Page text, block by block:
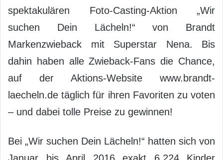
spektakulären Foto-Casting-Aktion „Wir
suchen Dein Lächeln!“ von Brandt
Markenzwieback mit Superstar Nena. Bis
dahin haben alle Zwieback-Fans die Chance,
auf der Aktions-Website www.brandt-
laecheln.de täglich für ihren Favoriten zu voten
– und dabei tolle Preise zu gewinnen!
Bei „Wir suchen Dein Lächeln!“ hatten sich von